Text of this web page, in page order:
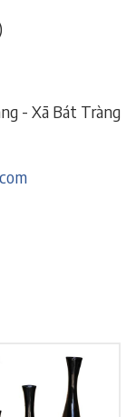
- Xã Bát Tràng